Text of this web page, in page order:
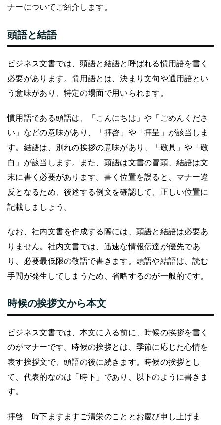
ナーについてご紹介します。
頭語と結語
ビジネス文書では、頭語と結語と呼ばれる慣用語を書く
必要があります。慣用語とは、決まり文句や通用語とい
う意味があり、特定の場面で用いられます。
慣用語である頭語は、「こんにちは」や「ごめんくださ
い」などの意味があり、「拝啓」や「拝呈」が該当しま
す。結語は、別れの挨拶の意味があり、「敬具」や「敬
白」が該当します。また、頭語は文書の冒頭、結語は文
末に書く必要があります。書く位置を誤ると、マナー違
反となるため、後述する例文を確認して、正しい位置に
記載しましょう。
なお、社内文書を作成する際には、頭語と結語は必要あ
りません。社内文書では、迅速な情報伝達が優先であ
り、必要最低限の敬語で書きます。頭語や結語は、読む
手間が発生してしまうため、省略するのが一般的です。
時候の挨拶文から本文
ビジネス文書では、本文に入る前に、時候の挨拶を書く
のがマナーです。時候の挨拶とは、季節に応じた心情を
表す挨拶文で、頭語の後に続きます。時候の挨拶とし
て、代表的なのは「時下」であり、以下のように書きま
す。
拝啓 時下ますますご清栄のこととお慶び申し上げま